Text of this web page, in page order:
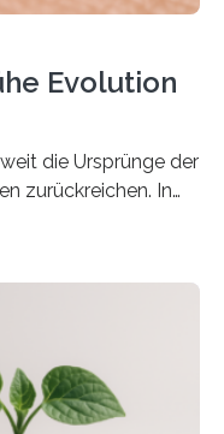
Evolution
die Ursprünge der
zurückreichen. In
Stechmücken-
sich in
Es konnte als neue
werden und trägt
Dieser erste
in Bernstein